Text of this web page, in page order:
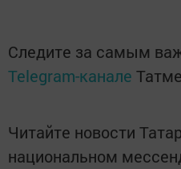
Следите за самым
Telegram-канале
Читайте новости
национальном